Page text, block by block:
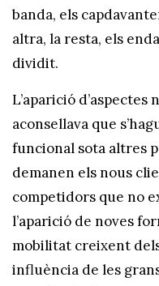
banda, els
altra, la resta, els
dividit.
L’aparició
aconsellava que
funcional sota altres
demanen els nous
competidors que no
l’aparició de noves
mobilitat creixent
influència de les